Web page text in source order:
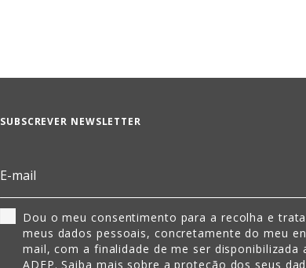
SUBSCREVER NEWSLETTER
Dou o meu consentimento para a recolha e
meus dados pessoais, concretamente do meu
mail, com a finalidade de me ser disponibilizada
ADFP. Saiba mais sobre a proteção dos seus